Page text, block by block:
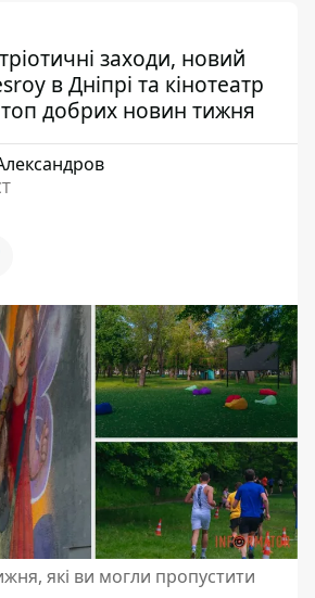
заходи, новий
в Дніпрі та кінотеатр
добрих новин тижня
які ви могли пропустити